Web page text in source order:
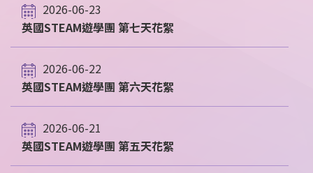
2026-06-23
英國STEAM遊學團 第七天花絮
2026-06-22
英國STEAM遊學團 第六天花絮
2026-06-21
英國STEAM遊學團 第五天花絮